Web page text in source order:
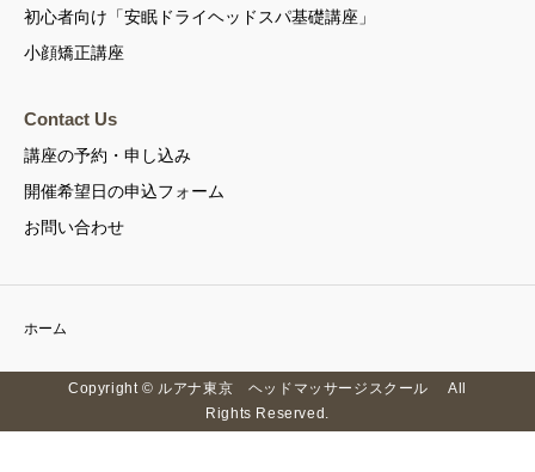
初心者向け「安眠ドライヘッドスパ基礎講座」
小顔矯正講座
Contact Us
講座の予約・申し込み
開催希望日の申込フォーム
お問い合わせ
ホーム
Copyright © ルアナ東京 ヘッドマッサージスクール All
Rights Reserved.